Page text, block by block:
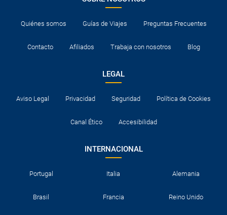
Quiénes somos Guías de Viajes Preguntas Frecuentes
Contacto Afiliados Trabaja con nosotros Blog
LEGAL
Aviso Legal Privacidad Seguridad Política de Cookies
Canal Ético Accesibilidad
INTERNACIONAL
Portugal Italia Alemania
Brasil Francia Reino Unido